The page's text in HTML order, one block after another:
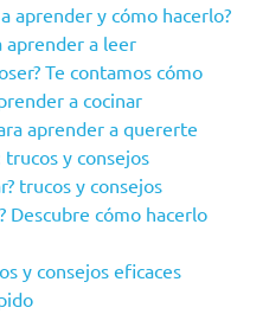
aprender y cómo hacerlo?
aprender a leer
Te contamos cómo
a cocinar
aprender a quererte
y consejos
trucos y consejos
Descubre cómo hacerlo
y consejos eficaces